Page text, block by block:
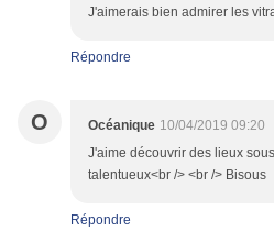
J'aimerais bien admirer les
Répondre
O Océanique 10/04/2019 09:20
J'aime découvrir des lieux
talentueux<br /> <br /> Bisous
Répondre